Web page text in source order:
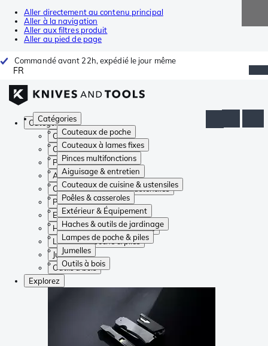
Aller directement au contenu principal
Aller à la navigation
Aller aux filtres produit
Aller au pied de page
Commandé avant 22h, expédié le jour même
FR
Catégories
Couteaux de poche
Couteaux à lames fixes
Pinces multifonctions
Aiguisage & entretien
Couteaux de cuisine & ustensiles
Poêles & casseroles
Extérieur & Équipement
Haches & outils de jardinage
Lampes de poche & piles
Jumelles
Outils à bois
Catégories
Couteaux de poche
Couteaux à lames fixes
Pinces multifonctions
Aiguisage & entretien
Couteaux de cuisine & ustensiles
Poêles & casseroles
Extérieur & Équipement
Haches & outils de jardinage
Lampes de poche & piles
Jumelles
Outils à bois
Explorez